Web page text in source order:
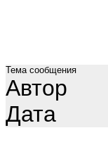
Тема сообщения
Автор
Дата